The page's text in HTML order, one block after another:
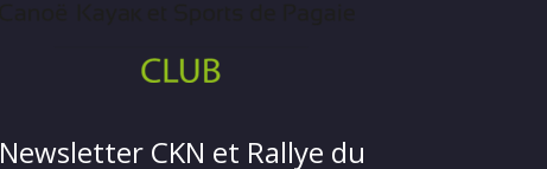
Newsletter CKN et Rallye du